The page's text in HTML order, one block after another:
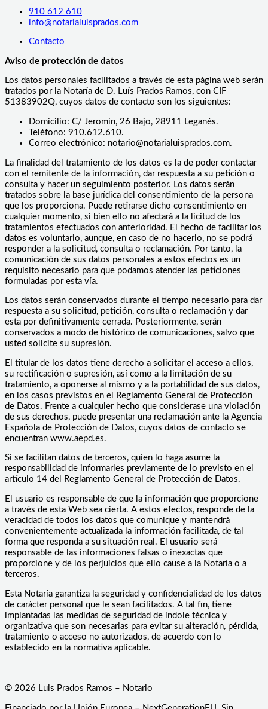
910 612 610
info@notarialuisprados.com
Contacto
Aviso de protección de datos
Los datos personales facilitados a través de esta página web serán
tratados por la Notaría de D. Luís Prados Ramos, con CIF
51383902Q, cuyos datos de contacto son los siguientes:
Domicilio: C/ Jeromín, 26 Bajo, 28911 Leganés.
Teléfono: 910.612.610.
Correo electrónico: notario@notarialuisprados.com.
La finalidad del tratamiento de los datos es la de poder contactar
con el remitente de la información, dar respuesta a su petición o
consulta y hacer un seguimiento posterior. Los datos serán
tratados sobre la base jurídica del consentimiento de la persona
que los proporciona. Puede retirarse dicho consentimiento en
cualquier momento, si bien ello no afectará a la licitud de los
tratamientos efectuados con anterioridad. El hecho de facilitar los
datos es voluntario, aunque, en caso de no hacerlo, no se podrá
responder a la solicitud, consulta o reclamación. Por tanto, la
comunicación de sus datos personales a estos efectos es un
requisito necesario para que podamos atender las peticiones
formuladas por esta vía.
Los datos serán conservados durante el tiempo necesario para dar
respuesta a su solicitud, petición, consulta o reclamación y dar
esta por definitivamente cerrada. Posteriormente, serán
conservados a modo de histórico de comunicaciones, salvo que
usted solicite su supresión.
El titular de los datos tiene derecho a solicitar el acceso a ellos,
su rectificación o supresión, así como a la limitación de su
tratamiento, a oponerse al mismo y a la portabilidad de sus datos,
en los casos previstos en el Reglamento General de Protección
de Datos. Frente a cualquier hecho que considerase una violación
de sus derechos, puede presentar una reclamación ante la Agencia
Española de Protección de Datos, cuyos datos de contacto se
encuentran www.aepd.es.
Si se facilitan datos de terceros, quien lo haga asume la
responsabilidad de informarles previamente de lo previsto en el
artículo 14 del Reglamento General de Protección de Datos.
El usuario es responsable de que la información que proporcione
a través de esta Web sea cierta. A estos efectos, responde de la
veracidad de todos los datos que comunique y mantendrá
convenientemente actualizada la información facilitada, de tal
forma que responda a su situación real. El usuario será
responsable de las informaciones falsas o inexactas que
proporcione y de los perjuicios que ello cause a la Notaría o a
terceros.
Esta Notaría garantiza la seguridad y confidencialidad de los datos
de carácter personal que le sean facilitados. A tal fin, tiene
implantadas las medidas de seguridad de índole técnica y
organizativa que son necesarias para evitar su alteración, pérdida,
tratamiento o acceso no autorizados, de acuerdo con lo
establecido en la normativa aplicable.
© 2026 Luis Prados Ramos – Notario